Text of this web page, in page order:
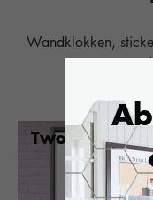
Wandklokken,
Two Panel